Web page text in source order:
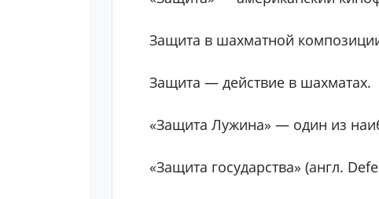
Защита в шахматной
Защита — действие в шахматах.
«Защита Лужина» — один из
«Защита государства» (англ.